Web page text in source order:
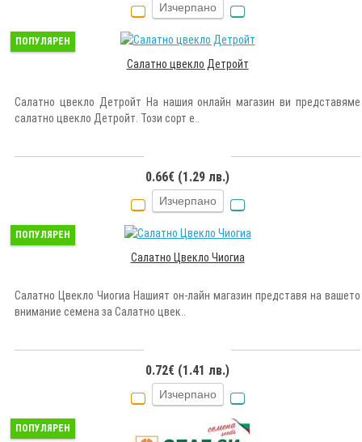
Изчерпано
ПОПУЛЯРЕН
Салатно цвекло Детройт
Салатно цвекло Детройт На нашия онлайн магазин ви представяме
салатно цвекло Детройт. Този сорт е..
0.66€ (1.29 лв.)
Изчерпано
ПОПУЛЯРЕН
Салатно Цвекло Чиогиа
Салатно Цвекло Чиогиа Нашият он-лайн магазин представя на вашето
внимание семена за Салатно цвек..
0.72€ (1.41 лв.)
Изчерпано
ПОПУЛЯРЕН